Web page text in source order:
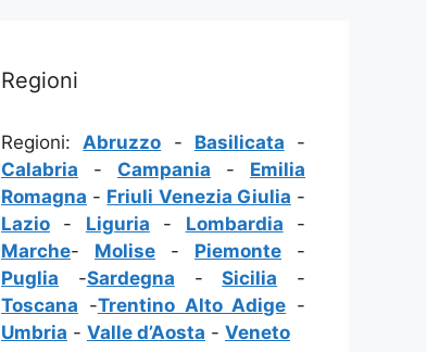
Regioni
Regioni:Abruzzo - Basilicata -
Calabria - Campania - Emilia
Romagna - Friuli Venezia Giulia -
Lazio - Liguria - Lombardia -
Marche- Molise - Piemonte -
Puglia -Sardegna -Sicilia -
Toscana -Trentino Alto Adige -
Umbria - Valle d’Aosta - Veneto